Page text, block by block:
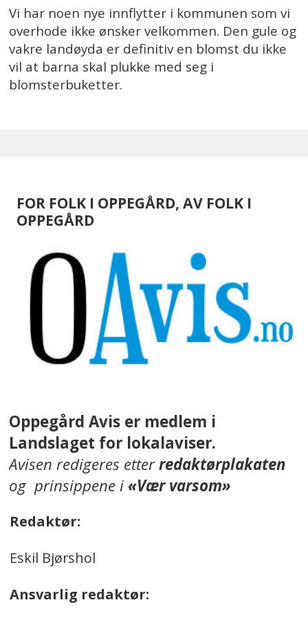
Vi har noen nye innflytter i kommunen som vi
overhode ikke ønsker velkommen. Den gule og
vakre landøyda er definitiv en blomst du ikke
vil at barna skal plukke med seg i
blomsterbuketter.
FOR FOLK I OPPEGÅRD, AV FOLK I
OPPEGÅRD
Oppegård Avis er medlem i
Landslaget for lokalaviser.
Avisen redigeres etterredaktørplakaten
og prinsippene i«Vær varsom»
Redaktør:
Eskil Bjørshol
Ansvarlig redaktør: